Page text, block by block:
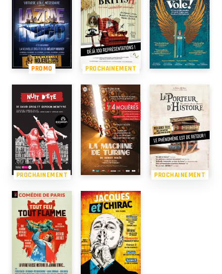
PROMO PROCHAINEMENT
PROCHAINEMENT PROCHAINEMENT